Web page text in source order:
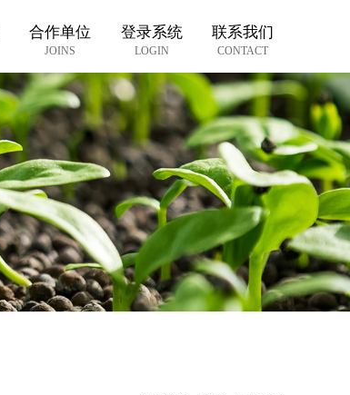
合作单位
JOINS
登录系统
LOGIN
联系我们
CONTACT